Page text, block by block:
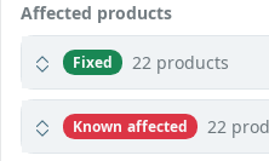
Affected products
Fixed 22 products
Known affected 22